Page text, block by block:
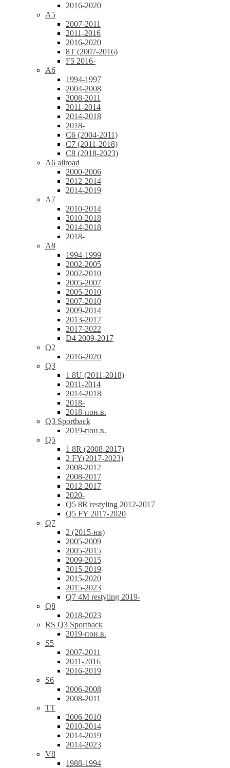
2016-2020
A5
2007-2011
2011-2016
2016-2020
8T (2007-2016)
F5 2016-
A6
1994-1997
2004-2008
2008-2011
2011-2014
2014-2018
2018-
C6 (2004-2011)
C7 (2011-2018)
C8 (2018-2023)
A6 allroad
2000-2006
2012-2014
2014-2019
A7
2010-2014
2010-2018
2014-2018
2018-
A8
1994-1999
2002-2005
2002-2010
2005-2007
2005-2010
2007-2010
2009-2014
2013-2017
2017-2022
D4 2009-2017
Q2
2016-2020
Q3
1 8U (2011-2018)
2011-2014
2014-2018
2018-
2018-пон.в.
Q3 Sportback
2019-пон.в.
Q5
1 8R (2008-2017)
2 FY(2017-2023)
2008-2012
2008-2017
2012-2017
2020-
Q5 8R restyling 2012-2017
Q5 FY 2017-2020
Q7
2 (2015-нв)
2005-2009
2005-2015
2009-2015
2015-2019
2015-2020
2015-2023
Q7 4M restyling 2019-
Q8
2018-2023
RS Q3 Sportback
2019-пон.в.
S5
2007-2011
2011-2016
2016-2019
S6
2006-2008
2008-2011
TT
2006-2010
2010-2014
2014-2019
2014-2023
V8
1988-1994